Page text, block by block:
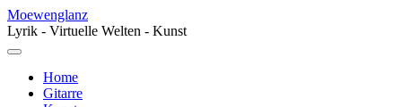
Moewenglanz
Lyrik - Virtuelle Welten - Kunst
Home
Gitarre